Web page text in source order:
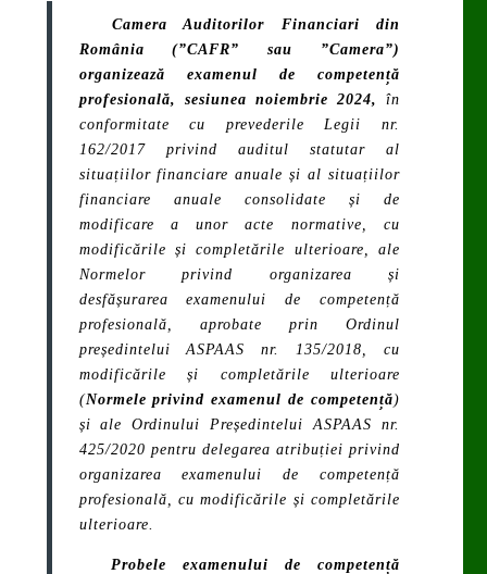
Camera Auditorilor Financiari din
România (”CAFR” sau ”Camera”)
organizează
examenul de competență
profesională, sesiunea noiembrie 2024,
în
conformitate cu prevederile Legii nr.
162/2017
privind auditul statutar al
situațiilor financiare anuale și al situațiilor
financiare anuale consolidate și de
modificare a unor acte normative, cu
modificările și completările ulterioare,ale
Normelor privind organizarea și
desfășurarea examenului de competență
profesională, aprobate prin Ordinul
președintelui ASPAAS nr. 135/2018, cu
modificările și completările ulterioare
(Normele privind examenul de competență)
și ale
Ordinului Președintelui ASPAAS nr.
425/2020 pentru delegarea atribuției privind
organizarea examenului de competență
profesională, cu modificările și completările
ulterioare.
Probele examenului de competență